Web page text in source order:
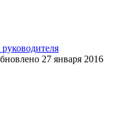
27 января 2016